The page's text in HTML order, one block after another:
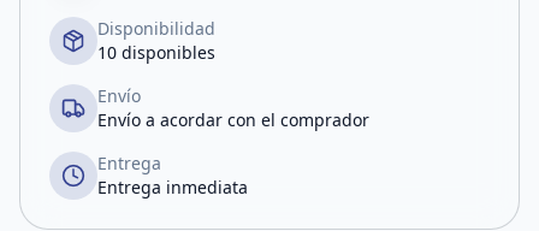
Disponibilidad
10 disponibles
Envío
Envío a acordar con el comprador
Entrega
Entrega inmediata